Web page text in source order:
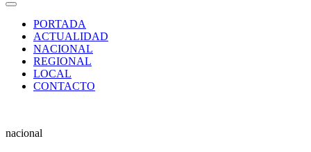
PORTADA
ACTUALIDAD
NACIONAL
REGIONAL
LOCAL
CONTACTO
nacional